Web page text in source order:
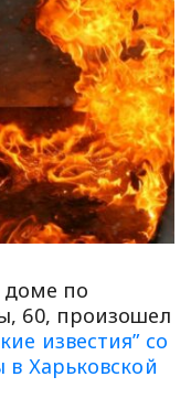
доме по
60, произошел
известия” со
Харьковской